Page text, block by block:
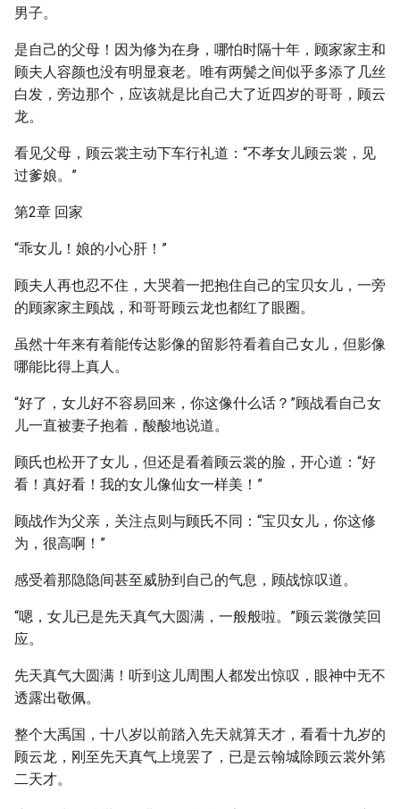
男子。
是自己的父母！因为修为在身，哪怕时隔十年，顾家家主和
顾夫人容颜也没有明显衰老。唯有两鬓之间似乎多添了几丝
白发，旁边那个，应该就是比自己大了近四岁的哥哥，顾云
龙。
看见父母，顾云裳主动下车行礼道：“不孝女儿顾云裳，见
过爹娘。”
第2章 回家
“乖女儿！娘的小心肝！”
顾夫人再也忍不住，大哭着一把抱住自己的宝贝女儿，一旁
的顾家家主顾战，和哥哥顾云龙也都红了眼圈。
虽然十年来有着能传达影像的留影符看着自己女儿，但影像
哪能比得上真人。
“好了，女儿好不容易回来，你这像什么话？”顾战看自己女
儿一直被妻子抱着，酸酸地说道。
顾氏也松开了女儿，但还是看着顾云裳的脸，开心道：“好
看！真好看！我的女儿像仙女一样美！”
顾战作为父亲，关注点则与顾氏不同：“宝贝女儿，你这修
为，很高啊！”
感受着那隐隐间甚至威胁到自己的气息，顾战惊叹道。
“嗯，女儿已是先天真气大圆满，一般般啦。”顾云裳微笑回
应。
先天真气大圆满！听到这儿周围人都发出惊叹，眼神中无不
透露出敬佩。
整个大禹国，十八岁以前踏入先天就算天才，看看十九岁的
顾云龙，刚至先天真气上境罢了，已是云翰城除顾云裳外第
二天才。